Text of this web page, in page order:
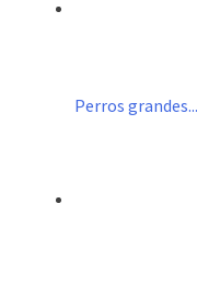
Perros